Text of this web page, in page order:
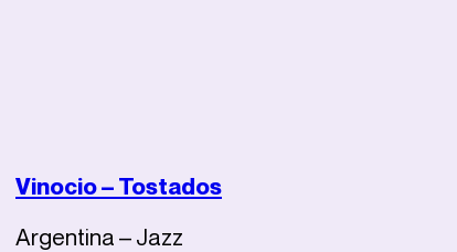
Vinocio – Tostados
Argentina – Jazz